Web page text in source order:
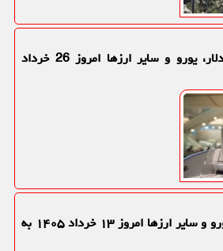
قیمت زمان بازگشایی دلار، یورو و سایر ارزها امروز 26 خرداد
قیمت بازگشایی دلار، یورو و سایر ارزها امروز ۱۳ خرداد ۱۴۰۵ به